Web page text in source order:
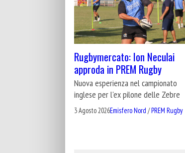
Rugbymercato: Ion Neculai
approda in PREM Rugby
Nuova esperienza nel campionato
inglese per l'ex pilone delle Zebre
3 Agosto 2026Emisfero Nord /PREM Rugby